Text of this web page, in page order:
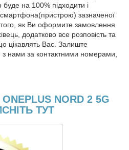
на 100% підходити і
смартфона(пристрою) зазначеної
того, як Ви оформите замовлення
додатково все розповість та
цікавлять Вас. Залиште
з нами за контактними номерами,
NORD 2 5G
ТУТ